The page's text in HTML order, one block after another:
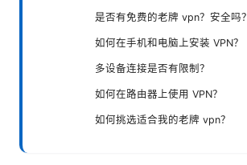
是否有免费的老牌 vpn？安全吗？
如何在手机和电脑上安装 VPN？
多设备连接是否有限制？
如何在路由器上使用 VPN？
如何挑选适合我的老牌 vpn？